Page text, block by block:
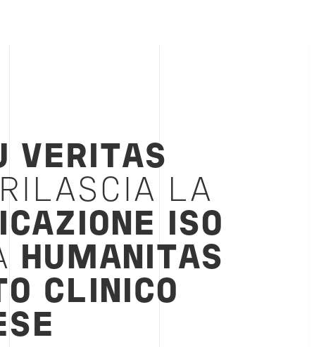
VERITAS
RILASCIA LA
ISO
HUMANITAS
CLINICO